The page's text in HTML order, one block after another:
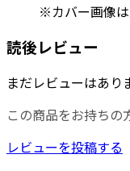
※カバー画像は
読後レビュー
まだレビューはあり
この商品をお持ちの
レビューを投稿する